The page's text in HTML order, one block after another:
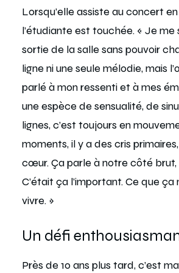
Lorsqu’elle assiste au concert en
l’étudiante est touchée. « Je me
sortie de la salle sans pouvoir
ligne ni une seule mélodie, mais
parlé à mon ressenti et à mes
une espèce de sensualité, de
lignes, c’est toujours en
moments, il y a des cris
cœur. Ça parle à notre côté brut,
C’était ça l’important. Ce que ça
vivre. »
Un défi
Près de 10 ans plus tard, c’est